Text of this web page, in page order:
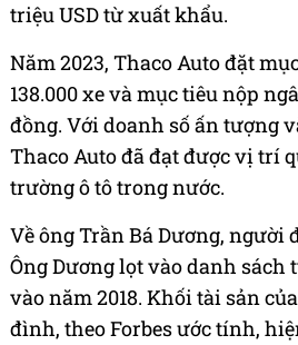
triệu USD từ xuất khẩu.
Năm 2023, Thaco Auto đặt
138.000 xe và mục tiêu nộp
đồng. Với doanh số ấn tượng
Thaco Auto đã đạt được vị trí
trường ô tô trong nước.
Về ông Trần Bá Dương, người
Ông Dương lọt vào danh sách
vào năm 2018. Khối tài sản
đình, theo Forbes ước tính,